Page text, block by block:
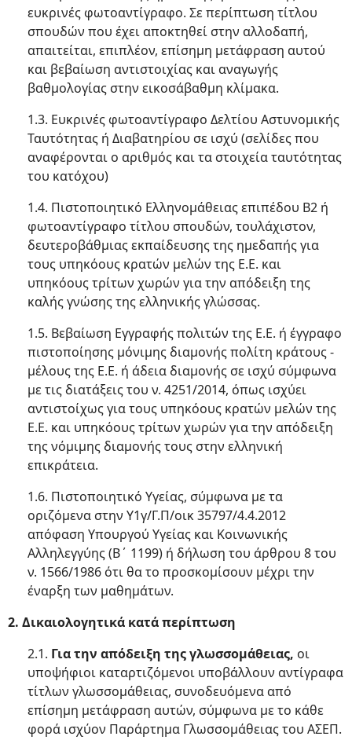
ευκρινές φωτοαντίγραφο. Σε περίπτωση τίτλου
σπουδών που έχει αποκτηθεί στην αλλοδαπή,
απαιτείται, επιπλέον, επίσημη μετάφραση αυτού
και βεβαίωση αντιστοιχίας και αναγωγής
βαθμολογίας στην εικοσάβαθμη κλίμακα.
1.3. Ευκρινές φωτοαντίγραφο Δελτίου Αστυνομικής
Ταυτότητας ή Διαβατηρίου σε ισχύ (σελίδες που
αναφέρονται ο αριθμός και τα στοιχεία ταυτότητας
του κατόχου)
1.4. Πιστοποιητικό Ελληνομάθειας επιπέδου Β2 ή
φωτοαντίγραφο τίτλου σπουδών, τουλάχιστον,
δευτεροβάθμιας εκπαίδευσης της ημεδαπής για
τους υπηκόους κρατών μελών της Ε.Ε. και
υπηκόους τρίτων χωρών για την απόδειξη της
καλής γνώσης της ελληνικής γλώσσας.
1.5. Βεβαίωση Εγγραφής πολιτών της Ε.Ε. ή έγγραφο
πιστοποίησης μόνιμης διαμονής πολίτη κράτους -
μέλους της Ε.Ε. ή άδεια διαμονής σε ισχύ σύμφωνα
με τις διατάξεις του ν. 4251/2014, όπως ισχύει
αντιστοίχως για τους υπηκόους κρατών μελών της
Ε.Ε. και υπηκόους τρίτων χωρών για την απόδειξη
της νόμιμης διαμονής τους στην ελληνική
επικράτεια.
1.6. Πιστοποιητικό Υγείας, σύμφωνα με τα
οριζόμενα στην Υ1γ/Γ.Π/οικ 35797/4.4.2012
απόφαση Υπουργού Υγείας και Κοινωνικής
Αλληλεγγύης (Β΄ 1199) ή δήλωση του άρθρου 8 του
ν. 1566/1986 ότι θα το προσκομίσουν μέχρι την
έναρξη των μαθημάτων.
2. Δικαιολογητικά κατά περίπτωση
2.1. Για την απόδειξη της γλωσσομάθειας, οι
υποψήφιοι καταρτιζόμενοι υποβάλλουν αντίγραφα
τίτλων γλωσσομάθειας, συνοδευόμενα από
επίσημη μετάφραση αυτών, σύμφωνα με το κάθε
φορά ισχύον Παράρτημα Γλωσσομάθειας του ΑΣΕΠ.